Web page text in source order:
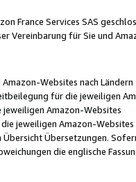
France Services SAS
Vereinbarung für Sie und
Websites nach Ländern
für die jeweiligen
Amazon-Websites
jeweiligen Amazon-Websites
Übersetzungen.
die englische